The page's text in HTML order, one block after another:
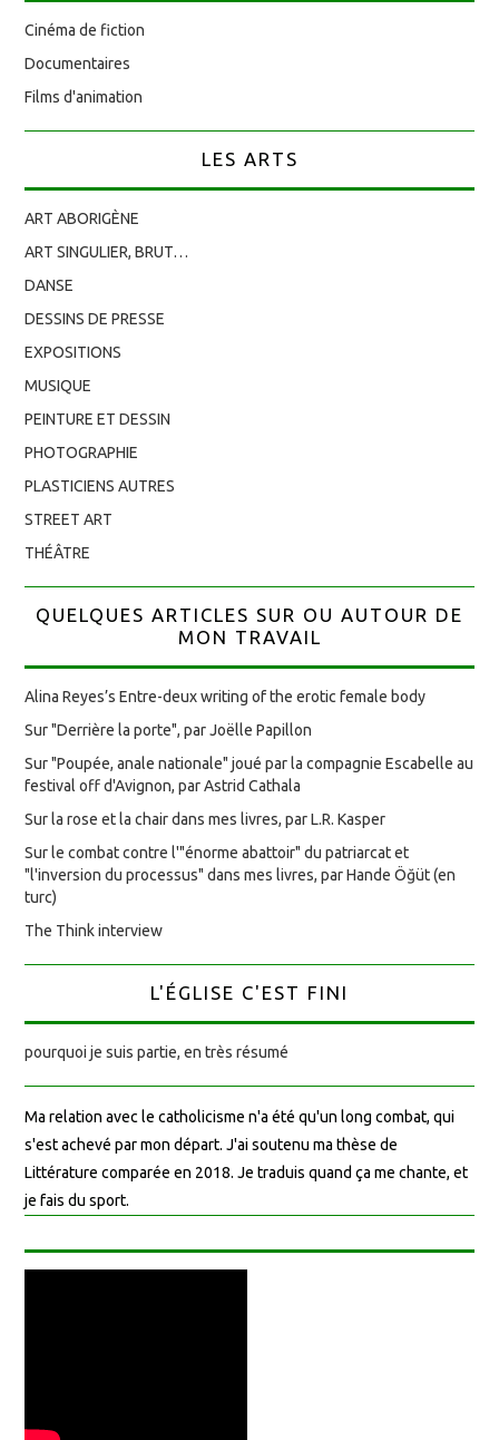
Cinéma de fiction
Documentaires
Films d'animation
LES ARTS
ART ABORIGÈNE
ART SINGULIER, BRUT…
DANSE
DESSINS DE PRESSE
EXPOSITIONS
MUSIQUE
PEINTURE ET DESSIN
PHOTOGRAPHIE
PLASTICIENS AUTRES
STREET ART
THÉÂTRE
QUELQUES ARTICLES SUR OU AUTOUR DE
MON TRAVAIL
Alina Reyes’s Entre-deux writing of the erotic female body
Sur "Derrière la porte", par Joëlle Papillon
Sur "Poupée, anale nationale" joué par la compagnie Escabelle au
festival off d'Avignon, par Astrid Cathala
Sur la rose et la chair dans mes livres, par L.R. Kasper
Sur le combat contre l'"énorme abattoir" du patriarcat et
"l'inversion du processus" dans mes livres, par Hande Öğüt (en
turc)
The Think interview
L'ÉGLISE C'EST FINI
pourquoi je suis partie, en très résumé
Ma relation avec le catholicisme n'a été qu'un long combat, qui
s'est achevé par mon départ. J'ai soutenu ma thèse de
Littérature comparée en 2018. Je traduis quand ça me chante, et
je fais du sport.